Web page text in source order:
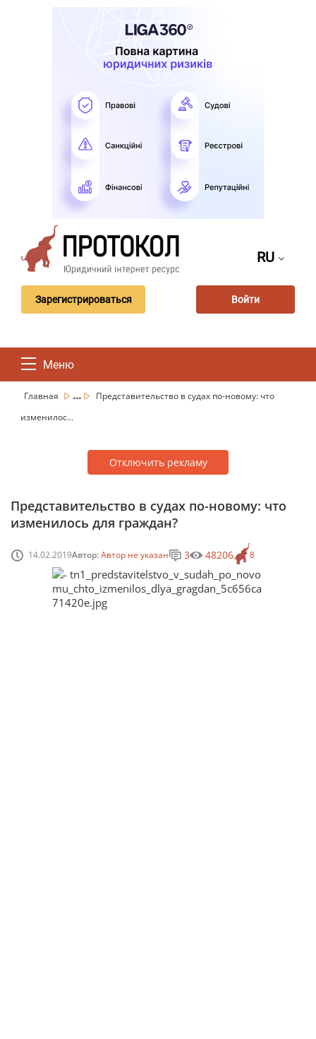
RU
Зарегистрироваться Войти
Меню
Главная ...
Представительство в судах по-новому: что
изменилос...
Отключить рекламу
Представительство в судах по-новому: что
изменилось для граждан?
14.02.2019Автор:Автор не указан 8
3 48206